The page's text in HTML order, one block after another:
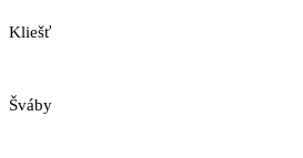
Kliešť
Šváby